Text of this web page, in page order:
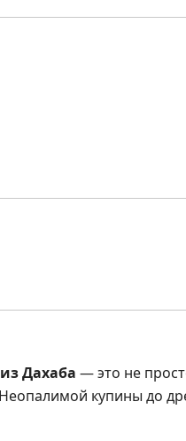
Дахаба — это не
купины до